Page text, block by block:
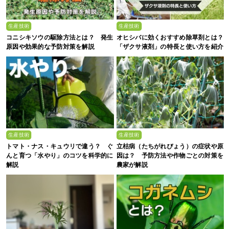
生産技術
コニシキソウの駆除方法とは？ 発生
原因や効果的な予防対策を解説
生産技術
オヒシバに効くおすすめ除草剤とは？
「ザクサ液剤」の特長と使い方を紹介
生産技術
トマト・ナス・キュウリで違う？ ぐ
んと育つ「水やり」のコツを科学的に
解説
生産技術
立枯病（たちがれびょう）の症状や原
因は？ 予防方法や作物ごとの対策を
農家が解説